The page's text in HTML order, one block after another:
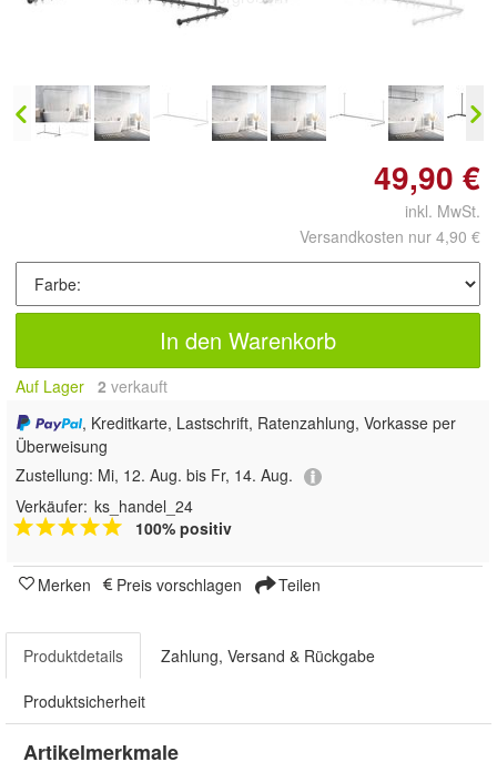
49,90 €
inkl. MwSt.
Versandkosten nur 4,90 €
In den Warenkorb
Auf Lager 2 verkauft
, Kreditkarte, Lastschrift, Ratenzahlung, Vorkasse per
Überweisung
Zustellung: Mi, 12. Aug. bis Fr, 14. Aug.
Verkäufer: ks_handel_24
100% positiv
Merken Preis vorschlagen Teilen
Produktdetails Zahlung, Versand & Rückgabe
Produktsicherheit
Artikelmerkmale